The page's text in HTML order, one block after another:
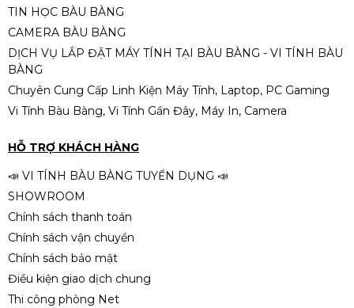
-20%
M-ATX/ITX, Kèm sẵn 3 fan, Đen
TIN HỌC BÀU BÀNG
CAMERA BÀU BÀNG
DỊCH VỤ LẮP ĐẶT MÁY TÍNH TẠI BÀU BÀNG - VI TÍNH BÀU
BÀNG
Chuyên Cung Cấp Linh Kiện Máy Tính, Laptop, PC Gaming
Vi Tính Bàu Bàng, Vi Tính Gần Đây, Máy In, Camera
HỖ TRỢ KHÁCH HÀNG
📣 VI TÍNH BÀU BÀNG TUYỂN DỤNG 📣
SHOWROOM
Chính sách thanh toán
Chính sách vận chuyển
Chính sách bảo mật
Điều kiện giao dịch chung
Thi công phòng Net